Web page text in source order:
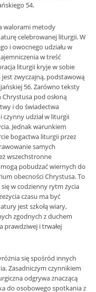
54.
walorami metody
celebrowanej liturgii. W
i owocnego udziału w
w treść
liturgii kryje w sobie
zwyczajną, podstawową
56. Zarówno teksty
pod osłoną
i do świadectwa
czynny udział w liturgii
Jednak warunkiem
bogactwa liturgii przez
samych
wszechstronne
pobudzać wiernych do
obecności Chrystusa. To
w codzienny rytm życia
czasu ma być
jest szkołą wiary,
zgodnych z duchem
prawdziwej i trwałej
się spośród innych
Zasadniczym czynnikiem
odgrywa znaczącą
do osobowego spotkania z